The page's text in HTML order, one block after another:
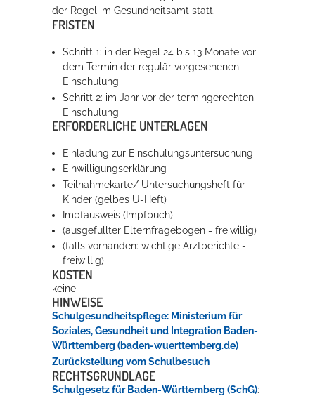
der Regel im Gesundheitsamt statt.
FRISTEN
Schritt 1: in der Regel 24 bis 13 Monate vor
dem Termin der regulär vorgesehenen
Einschulung
Schritt 2: im Jahr vor der termingerechten
Einschulung
ERFORDERLICHE UNTERLAGEN
Einladung zur Einschulungsuntersuchung
Einwilligungserklärung
Teilnahmekarte/ Untersuchungsheft für
Kinder (gelbes U-Heft)
Impfausweis (Impfbuch)
(ausgefüllter Elternfragebogen - freiwillig)
(falls vorhanden: wichtige Arztberichte -
freiwillig)
KOSTEN
keine
HINWEISE
Schulgesundheitspflege: Ministerium für
Soziales, Gesundheit und Integration Baden-
Württemberg (baden-wuerttemberg.de)
Zurückstellung vom Schulbesuch
RECHTSGRUNDLAGE
Schulgesetz für Baden-Württemberg (SchG):